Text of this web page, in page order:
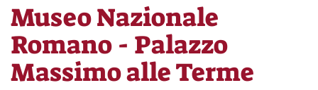
Museo Nazionale
Romano - Palazzo
Massimo alle Terme